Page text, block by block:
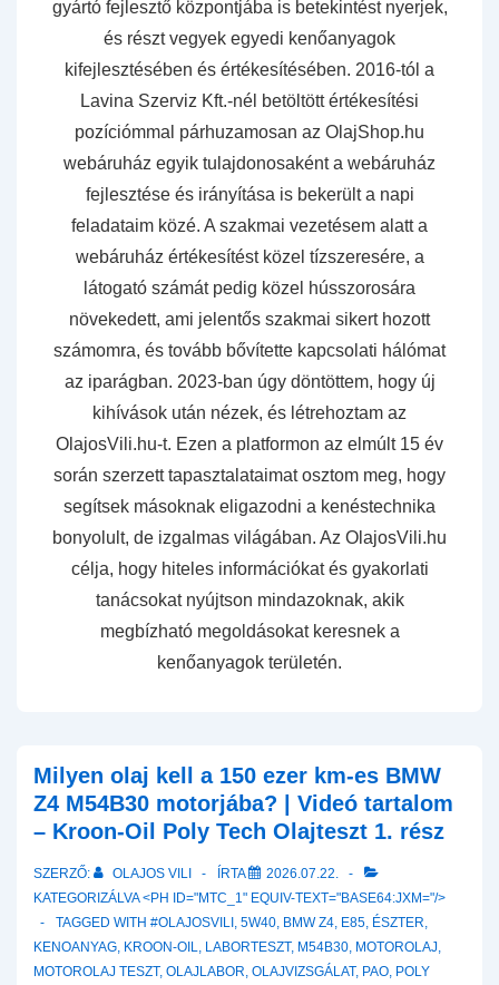
gyártó fejlesztő központjába is betekintést nyerjek,
és részt vegyek egyedi kenőanyagok
kifejlesztésében és értékesítésében. 2016-tól a
Lavina Szerviz Kft.-nél betöltött értékesítési
pozíciómmal párhuzamosan az OlajShop.hu
webáruház egyik tulajdonosaként a webáruház
fejlesztése és irányítása is bekerült a napi
feladataim közé. A szakmai vezetésem alatt a
webáruház értékesítést közel tízszeresére, a
látogató számát pedig közel hússzorosára
növekedett, ami jelentős szakmai sikert hozott
számomra, és tovább bővítette kapcsolati hálómat
az iparágban. 2023-ban úgy döntöttem, hogy új
kihívások után nézek, és létrehoztam az
OlajosVili.hu-t. Ezen a platformon az elmúlt 15 év
során szerzett tapasztalataimat osztom meg, hogy
segítsek másoknak eligazodni a kenéstechnika
bonyolult, de izgalmas világában. Az OlajosVili.hu
célja, hogy hiteles információkat és gyakorlati
tanácsokat nyújtson mindazoknak, akik
megbízható megoldásokat keresnek a
kenőanyagok területén.
​Milyen olaj kell a 150 ezer km-es BMW
Z4 M54B30 motorjába? | Videó tartalom
– Kroon-Oil Poly Tech Olajteszt 1. rész
SZERZŐ: OLAJOS VILI ÍRTA
2026.07.22.
KATEGORIZÁLVA <PH ID="MTC_1" EQUIV-TEXT="BASE64:JXM="/>
TAGGED WITH #OLAJOSVILI , 5W40, BMW Z4, E85, ÉSZTER,
KENOANYAG, KROON-OIL, LABORTESZT, M54B30, MOTOROLAJ,
MOTOROLAJ TESZT, OLAJLABOR, OLAJVIZSGÁLAT, PAO, POLY